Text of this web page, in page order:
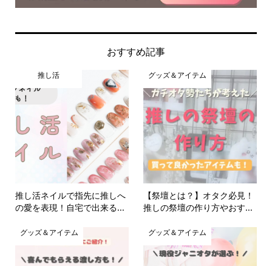
おすすめ記事
推し活
推し活ネイルで指先に推しへ
の愛を表現！自宅で出来る...
グッズ＆アイテム
【祭壇とは？】オタク必見！
推しの祭壇の作り方やおす...
グッズ＆アイテム グッズ＆アイテム